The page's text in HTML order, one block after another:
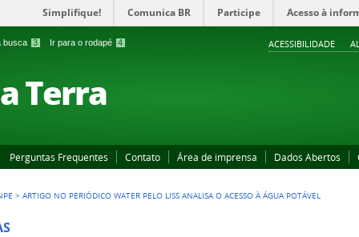
busca 3 Ir para o rodapé 4 ACESSIBILIDADE
Simplifique! Comunica BR Participe Acesso à
Terra
Perguntas Frequentes Contato Área de imprensa Dados Abertos
>ARTIGO NO PERIÓDICO WATER PELO LISS ANALISA O ACESSO À ÁGUA POTÁVEL